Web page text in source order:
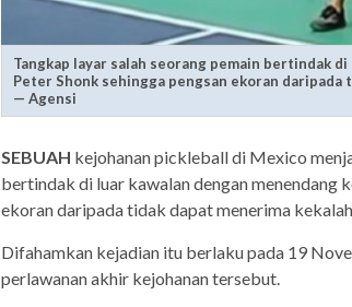
Tangkap layar salah seorang pemain bertindak
Peter Shonk sehingga pengsan ekoran daripada
— Agensi
SEBUAH kejohanan pickleball di Mexico
bertindak di luar kawalan dengan menendang
ekoran daripada tidak dapat menerima
Difahamkan kejadian itu berlaku pada 19
perlawanan akhir kejohanan tersebut.